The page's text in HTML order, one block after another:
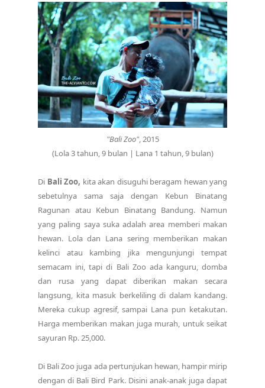
"Bali Zoo", 2015
(Lola 3 tahun, 9 bulan | Lana 1 tahun, 9 bulan)
Di Bali Zoo, kita akan disuguhi beragam hewan yang
sebetulnya sama saja dengan Kebun Binatang
Ragunan atau Kebun Binatang Bandung. Namun
yang paling saya suka adalah area memberi makan
hewan. Lola dan Lana sering memberikan makan
kelinci atau kambing jika mengunjungi tempat
semacam ini, tapi di Bali Zoo ada kanguru, domba
dan rusa yang dapat diberikan makan secara
langsung, kita masuk berkeliling di dalam kandang.
Mereka cukup agresif, sampai Lana pun ketakutan.
Harga memberikan makan juga murah, untuk seikat
sayuran Rp. 25,000.
Di Bali Zoo juga ada pertunjukan hewan, hampir mirip
dengan di Bali Bird Park. Disini anak-anak juga dapat